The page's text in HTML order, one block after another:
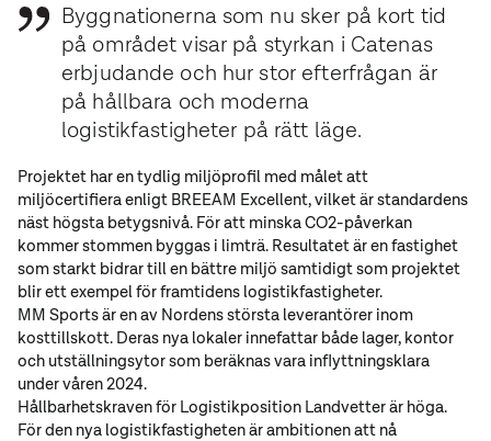
Byggnationerna som nu sker på kort tid
på området visar på styrkan i Catenas
erbjudande och hur stor efterfrågan är
på hållbara och moderna
logistikfastigheter på rätt läge.
Projektet har en tydlig miljöprofil med målet att
miljöcertifiera enligt BREEAM Excellent, vilket är standardens
näst högsta betygsnivå. För att minska CO2-påverkan
kommer stommen byggas i limträ. Resultatet är en fastighet
som starkt bidrar till en bättre miljö samtidigt som projektet
blir ett exempel för framtidens logistikfastigheter.
MM Sports är en av Nordens största leverantörer inom
kosttillskott. Deras nya lokaler innefattar både lager, kontor
och utställningsytor som beräknas vara inflyttningsklara
under våren 2024.
Hållbarhetskraven för Logistikposition Landvetter är höga.
För den nya logistikfastigheten är ambitionen att nå